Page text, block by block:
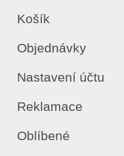
Košík
Objednávky
Nastavení účtu
Reklamace
Oblíbené